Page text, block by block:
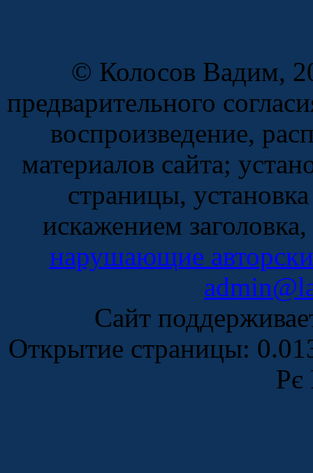
© Колосов Вадим,
предварительного
воспроизведение,
материалов сайта;
страницы,
искажением
нарушающие
Сайт
Открытие страницы:
Рє